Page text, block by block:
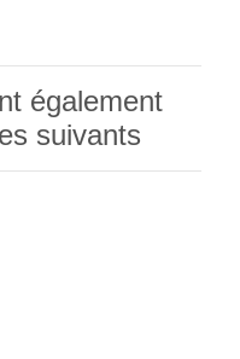
également
suivants